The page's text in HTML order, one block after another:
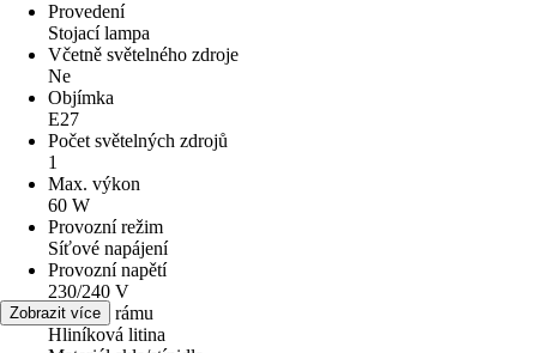
Provedení
Stojací lampa
Včetně světelného zdroje
Ne
Objímka
E27
Počet světelných zdrojů
1
Max. výkon
60 W
Provozní režim
Síťové napájení
Provozní napětí
230/240 V
Materiál rámu
Hliníková litina
Zobrazit více